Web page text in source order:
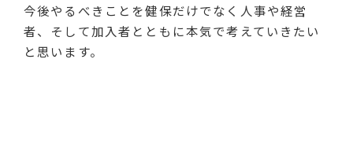
今後やるべきことを健保だけでなく人事や経営
者、そして加入者とともに本気で考えていきたい
と思います。